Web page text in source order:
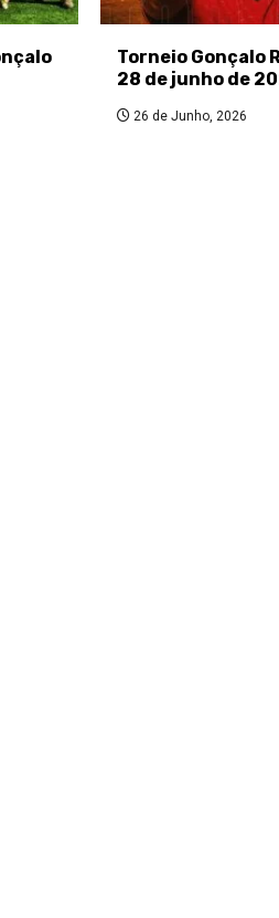
Torneio Gonçalo
28 de junho de
26 de Junho, 2026